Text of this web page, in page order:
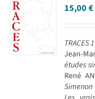
15,00€
TRACES 1
Jean-
études
René
Simenon